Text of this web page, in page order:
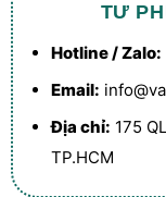
TƯ
Hotline / Zalo:
Email:
Địa chỉ: 175
TP.HCM